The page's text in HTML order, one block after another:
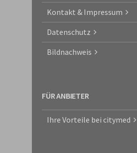
Kontakt & Impressum
Datenschutz
Bildnachweis
FÜR ANBIETER
Ihre Vorteile bei citymed